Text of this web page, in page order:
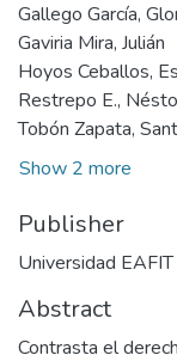
Gallego García,
Gaviria Mira, Julián
Hoyos Ceballos,
Restrepo E.,
Tobón Zapata,
Show 2 more
Publisher
Universidad EAFIT
Abstract
Contrasta el